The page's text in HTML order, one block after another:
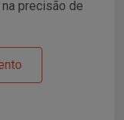
precisão de